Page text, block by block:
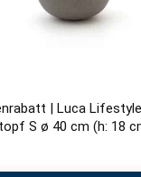
| Luca
S ø 40 cm (h: 18